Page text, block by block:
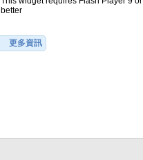
better
更多資訊